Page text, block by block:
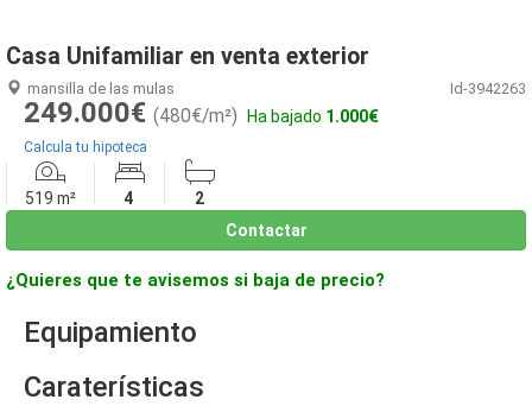
Casa Unifamiliar en venta exterior
mansilla de las mulas Id-3942263
249.000€ (480€/m²) Ha bajado 1.000€
Calcula tu hipoteca
519 m² 4
2
Contactar
¿Quieres que te avisemos si baja de precio?
Equipamiento
Caraterísticas